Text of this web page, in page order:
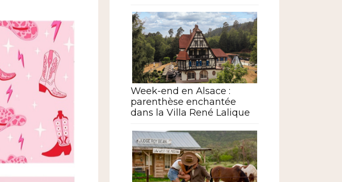
Week-end en Alsace :
parenthèse enchantée
dans la Villa René Lalique